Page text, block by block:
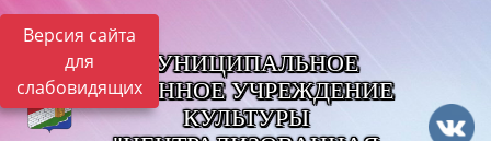
Версия сайта
для
слабовидящих
МУНИЦИПАЛЬНОЕ
КАЗЕННОЕ УЧРЕЖДЕНИЕ
КУЛЬТУРЫ